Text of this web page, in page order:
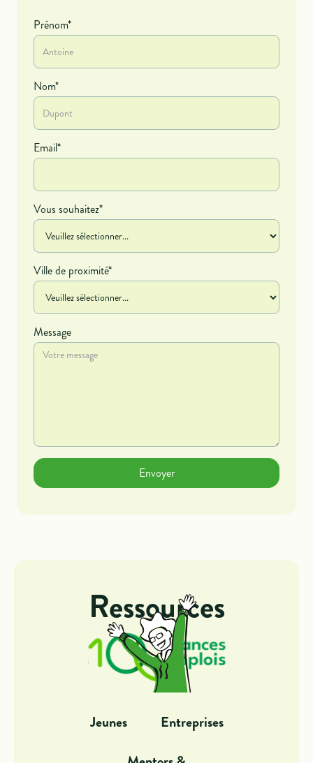
Prénom*
Nom*
Email*
Vous souhaitez*
Ville de proximité*
Message
Ressources
Jeunes
Entreprises